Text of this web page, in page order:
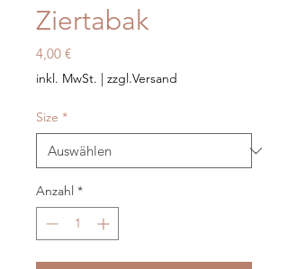
Ziertabak
4,00 €Preis
inkl. MwSt. | zzgl.Versand
Size *
Anzahl *